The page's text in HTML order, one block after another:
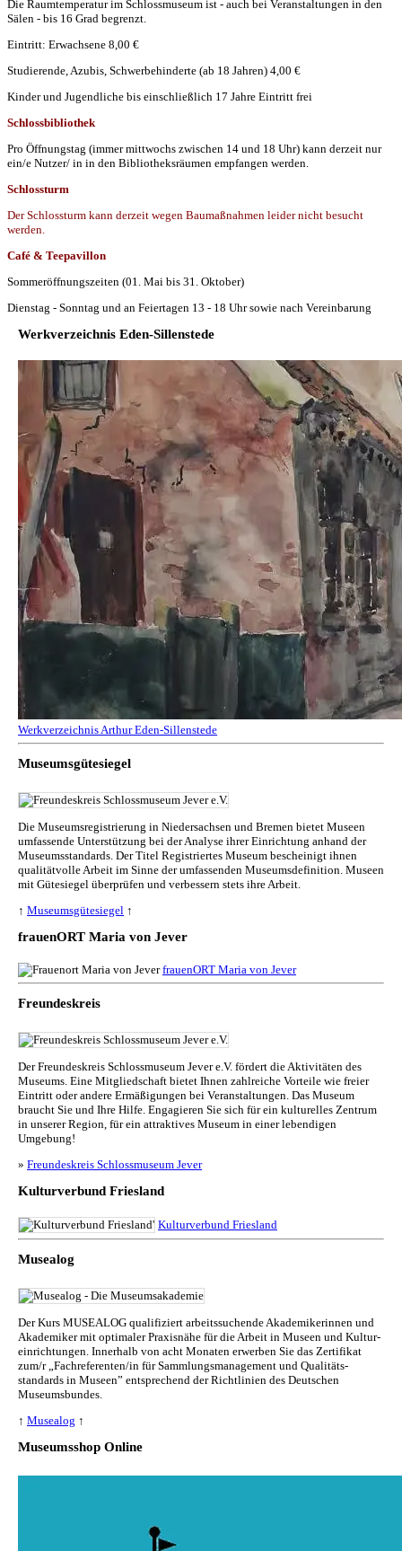
Die Raumtemperatur im Schlossmuseum ist - auch bei Veranstaltungen in den
Sälen - bis 16 Grad begrenzt.
Eintritt: Erwachsene 8,00 €
Studierende, Azubis, Schwerbehinderte (ab 18 Jahren) 4,00 €
Kinder und Jugendliche bis einschließlich 17 Jahre Eintritt frei
Schlossbibliothek
Pro Öffnungstag (immer mittwochs zwischen 14 und 18 Uhr) kann derzeit nur
ein/e Nutzer/ in in den Bibliotheksräumen empfangen werden.
Schlossturm
Der Schlossturm kann derzeit wegen Baumaßnahmen leider nicht besucht
werden.
Café & Teepavillon
Sommeröffnungszeiten (01. Mai bis 31. Oktober)
Dienstag - Sonntag und an Feiertagen 13 - 18 Uhr sowie nach Vereinbarung
Werkverzeichnis Eden-Sillenstede
Werkverzeichnis Arthur Eden-Sillenstede
Museumsgütesiegel
Die Museumsregistrierung in Niedersachsen und Bremen bietet Museen
umfassende Unterstützung bei der Analyse ihrer Einrichtung anhand der
Museumsstandards. Der Titel Registriertes Museum bescheinigt ihnen
qualitätvolle Arbeit im Sinne der umfassenden Museumsdefinition. Museen
mit Gütesiegel überprüfen und verbessern stets ihre Arbeit.
↑ Museumsgütesiegel ↑
frauenORT Maria von Jever
frauenORT Maria von Jever
Freundeskreis
Der Freundeskreis Schlossmuseum Jever e.V. fördert die Aktivitäten des
Museums. Eine Mitgliedschaft bietet Ihnen zahlreiche Vorteile wie freier
Eintritt oder andere Ermäßigungen bei Veranstaltungen. Das Museum
braucht Sie und Ihre Hilfe. Engagieren Sie sich für ein kulturelles Zentrum
in unserer Region, für ein attraktives Museum in einer lebendigen
Umgebung!
» Freundeskreis Schlossmuseum Jever
Kulturverbund Friesland
Kulturverbund Friesland
Musealog
Der Kurs MUSEALOG qualifiziert arbeitssuchende Akademikerinnen und
Akademiker mit optimaler Praxisnähe für die Arbeit in Museen und Kul­tur­
ein­rich­tun­gen. Innerhalb von acht Monaten erwerben Sie das Zertifikat
zum/r „Fachreferenten/in für Sammlungs­management und Qualitäts­
standards in Museen” entsprechend der Richtlinien des Deutschen
Museumsbundes.
↑ Musealog ↑
Museumsshop Online